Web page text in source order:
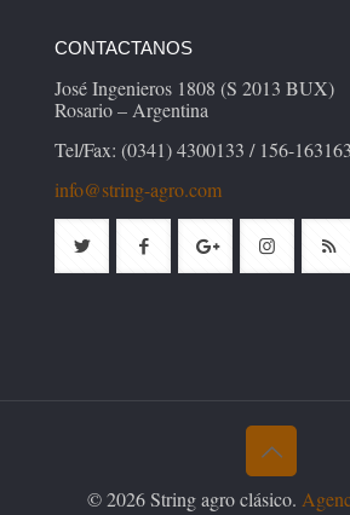
CONTACTANOS
José Ingenieros 1808 (S 2013 BUX)
Rosario – Argentina
Tel/Fax: (0341) 4300133 / 156-163163
info@string-agro.com
© 2026 String agro clásico.